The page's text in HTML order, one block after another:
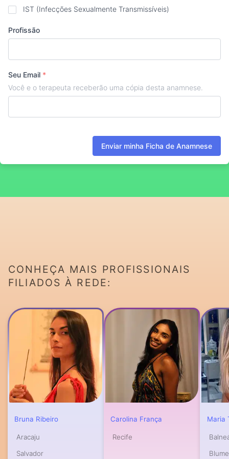
IST (Infecções Sexualmente Transmissíveis)
Profissão
Seu Email *
Você e o terapeuta receberão uma cópia desta anamnese.
Enviar minha Ficha de Anamnese
CONHEÇA MAIS PROFISSIONAIS
FILIADOS À REDE:
Bruna Ribeiro
Aracaju
Salvador
Carolina França
Recife
Maria